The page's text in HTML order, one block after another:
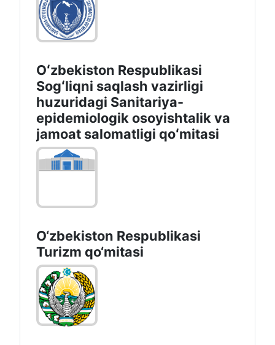
Oʻzbekiston Respublikasi
Sogʻliqni saqlash vazirligi
huzuridagi Sanitariya-
epidemiologik osoyishtalik va
jamoat salomatligi qoʻmitasi
O‘zbekiston Respublikasi
Turizm qo‘mitasi